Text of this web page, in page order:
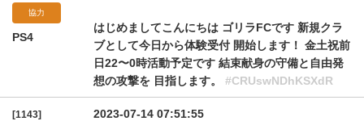
協力
PS4
はじめましてこんにちは ゴリラFCです 新規クラ
ブとして今日から体験受付 開始します！ 金土祝前
日22〜0時活動予定です 結束献身の守備と自由発
想の攻撃を 目指します。 #CRUswNDhKSXdR
[1143]
2023-07-14 07:51:55